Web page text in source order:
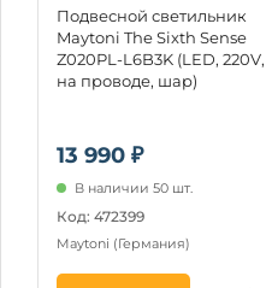
13 990 ₽
Подвесной светильник
Maytoni The Sixth Sense
Z020PL-L6B3K (LED, 220V,
на проводе, шар)
В наличии 50 шт.
Код: 472399
Maytoni (Германия)